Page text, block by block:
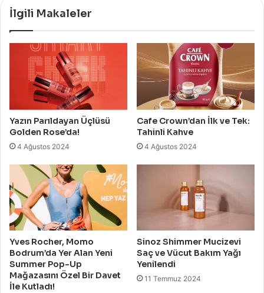
İlgili Makaleler
Yazın Parıldayan Üçlüsü
Golden Rose’da!
4 Ağustos 2024
Cafe Crown’dan İlk ve Tek:
Tahinli Kahve
4 Ağustos 2024
Yves Rocher, Momo
Bodrum’da Yer Alan Yeni
Summer Pop-Up
Mağazasını Özel Bir Davet
İle Kutladı!
Sinoz Shimmer Mucizevi
Saç ve Vücut Bakım Yağı
Yenilendi
11 Temmuz 2024